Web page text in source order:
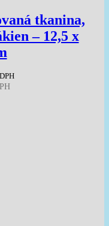
tkanina,
– 12,5 x